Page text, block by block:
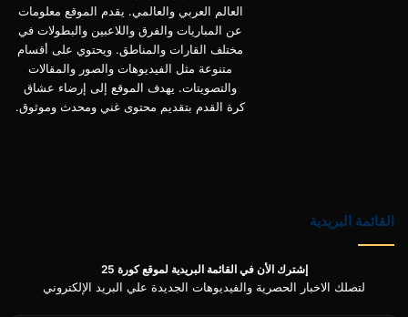
العالم العربي والعالمي. يقدم الموقع معلومات
عن المباريات والفرق واللاعبين والبطولات في
مختلف القارات والمناطق. ويحتوي على أقسام
متنوعة مثل الفيديوهات والصور والمقالات
والتصويتات. يهدف الموقع إلى إرضاء عشاق
كرة القدم بتقديم محتوى غني ومحدث وموثوق.
القائمة البريدية
إشترك الأن في القائمة البريدية لموقع كورة 25
لتصلك الاخبار الحصرية والفيديوهات الجديدة علي البريد الإلكتروني